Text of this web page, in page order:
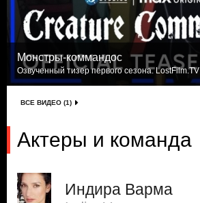
Монстры-коммандос
Озвученный тизер первого сезона. LostFilm.TV
ВСЕ ВИДЕО (1)
Актеры и команда
Индира Варма